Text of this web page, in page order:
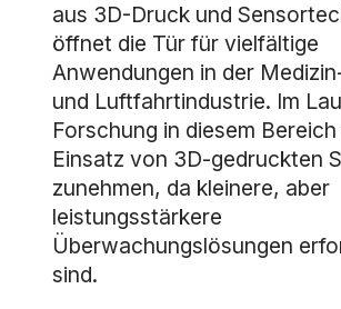
aus 3D-Druck und
öffnet die Tür für vielfältige
Anwendungen in der
und Luftfahrtindustrie. Im
Forschung in diesem
Einsatz von 3D-gedruckten
zunehmen, da kleinere, aber
leistungsstärkere
Überwachungslösungen
sind.